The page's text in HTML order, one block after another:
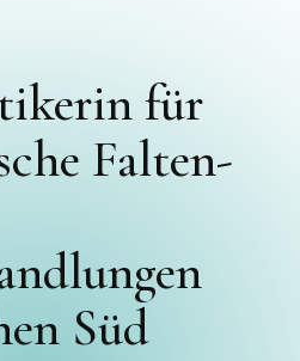
für
Falten-
Süd